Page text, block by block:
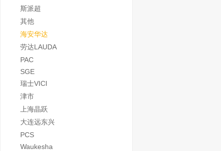
斯派超
其他
海安华达
劳达LAUDA
PAC
SGE
瑞士VICI
津市
上海晶跃
大连远东兴
PCS
Waukesha